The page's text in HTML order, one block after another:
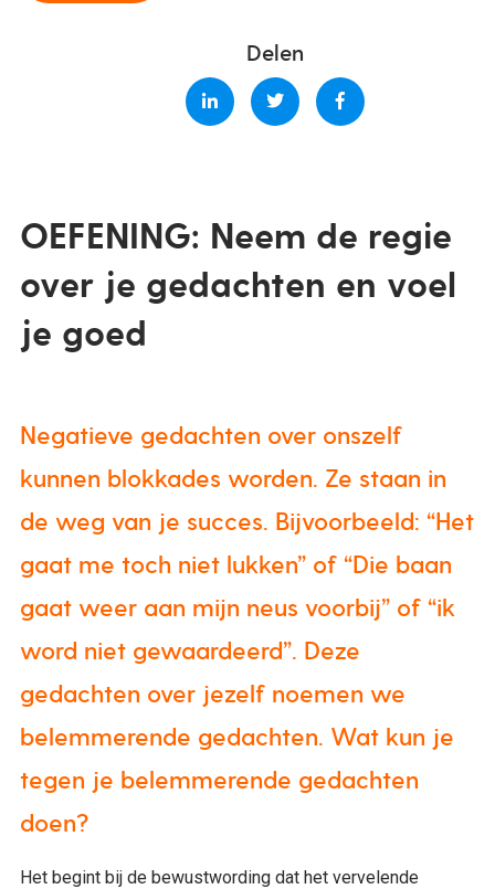
Delen
OEFENING: Neem de regie
over je gedachten en voel
je goed
Negatieve gedachten over onszelf
kunnen blokkades worden. Ze staan in
de weg van je succes. Bijvoorbeeld: “Het
gaat me toch niet lukken” of “Die baan
gaat weer aan mijn neus voorbij” of “ik
word niet gewaardeerd”. Deze
gedachten over jezelf noemen we
belemmerende gedachten. Wat kun je
tegen je belemmerende gedachten
doen?
Het begint bij de bewustwording dat het vervelende